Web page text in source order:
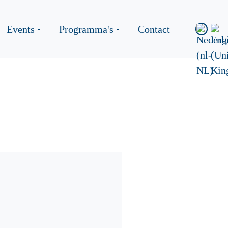
Events Programma's Contact